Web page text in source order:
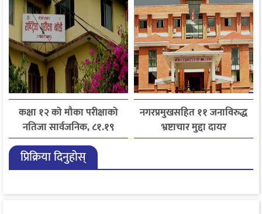
कक्षा १२ को मौका परीक्षाको
नतिजा सार्वजनिक, ८१.१९
प्रतिशत विद्यार्थी उत्तीर्ण
नगरप्रमुखसहित ११ जनाविरुद्ध
भ्रष्टाचार मुद्दा दायर
प्रिक्रिया दिनुहोस्